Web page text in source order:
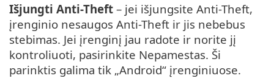
Išjungti Anti-Theft – jei išjungsite Anti-Theft,
įrenginio nesaugos Anti-Theft ir jis nebebus
stebimas. Jei įrenginį jau radote ir norite jį
kontroliuoti, pasirinkite Nepamestas. Ši
parinktis galima tik „Android“ įrenginiuose.